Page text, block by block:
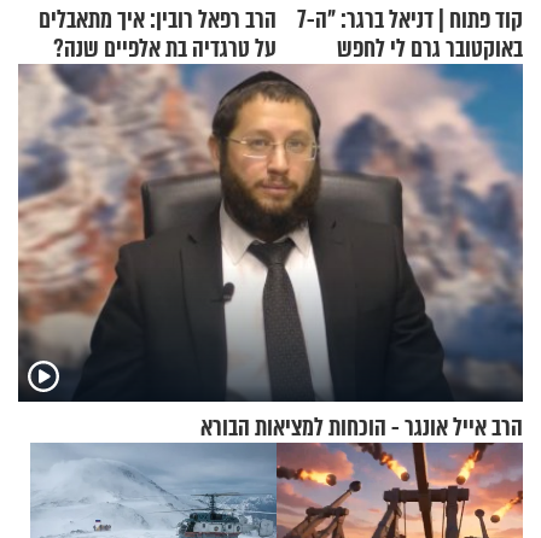
קוד פתוח | דניאל ברגר: "ה-7
באוקטובר גרם לי לחפש
תשובות"
הרב רפאל רובין: איך מתאבלים
על טרגדיה בת אלפיים שנה?
הרב אייל אונגר - הוכחות למציאות הבורא